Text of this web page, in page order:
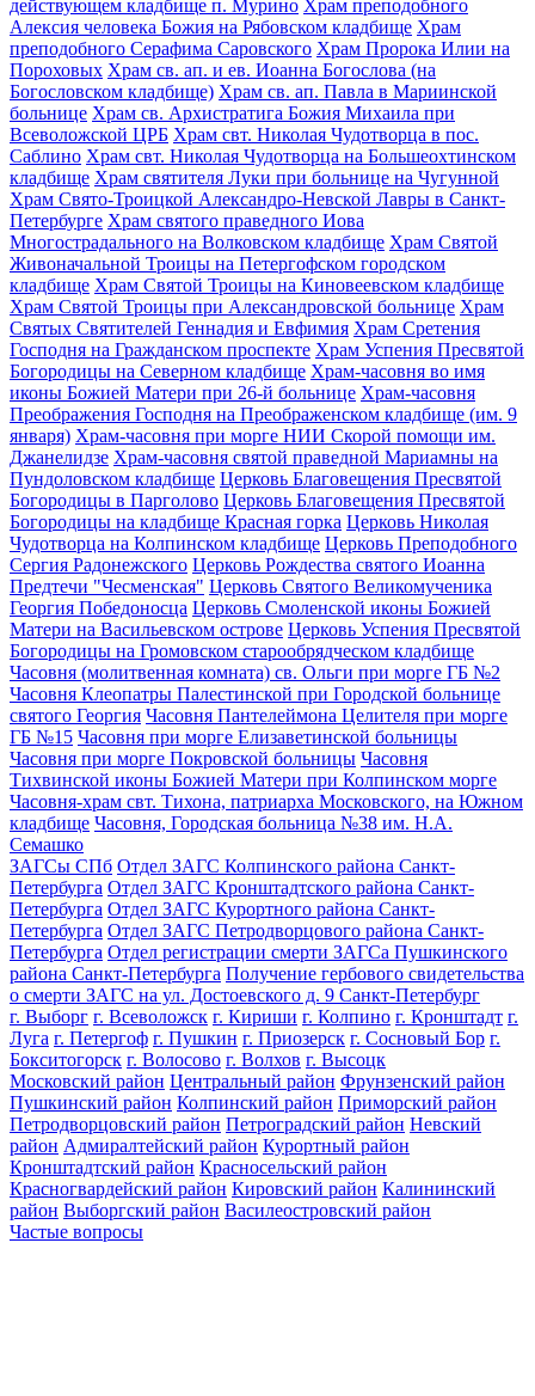
действующем кладбище п. Мурино Храм преподобного
Алексия человека Божия на Рябовском кладбище Храм
преподобного Серафима Саровского Храм Пророка Илии на
Пороховых Храм св. ап. и ев. Иоанна Богослова (на
Богословском кладбище) Храм св. ап. Павла в Мариинской
больнице Храм св. Архистратига Божия Михаила при
Всеволожской ЦРБ Храм свт. Николая Чудотворца в пос.
Саблино Храм свт. Николая Чудотворца на Большеохтинском
кладбище Храм святителя Луки при больнице на Чугунной
Храм Свято-Троицкой Александро-Невской Лавры в Санкт-
Петербурге Храм святого праведного Иова
Многострадального на Волковском кладбище Храм Святой
Живоначальной Троицы на Петергофском городском
кладбище Храм Святой Троицы на Киновеевском кладбище
Храм Святой Троицы при Александровской больнице Храм
Святых Святителей Геннадия и Евфимия Храм Сретения
Господня на Гражданском проспекте Храм Успения Пресвятой
Богородицы на Северном кладбище Храм-часовня во имя
иконы Божией Матери при 26-й больнице Храм-часовня
Преображения Господня на Преображенском кладбище (им. 9
января) Храм-часовня при морге НИИ Скорой помощи им.
Джанелидзе Храм-часовня святой праведной Мариамны на
Пундоловском кладбище Церковь Благовещения Пресвятой
Богородицы в Парголово Церковь Благовещения Пресвятой
Богородицы на кладбище Красная горка Церковь Николая
Чудотворца на Колпинском кладбище Церковь Преподобного
Сергия Радонежского Церковь Рождества святого Иоанна
Предтечи "Чесменская" Церковь Святого Великомученика
Георгия Победоносца Церковь Смоленской иконы Божией
Матери на Васильевском острове Церковь Успения Пресвятой
Богородицы на Громовском старообрядческом кладбище
Часовня (молитвенная комната) св. Ольги при морге ГБ №2
Часовня Клеопатры Палестинской при Городской больнице
святого Георгия Часовня Пантелеймона Целителя при морге
ГБ №15 Часовня при морге Елизаветинской больницы
Часовня при морге Покровской больницы Часовня
Тихвинской иконы Божией Матери при Колпинском морге
Часовня-храм свт. Тихона, патриарха Московского, на Южном
кладбище Часовня, Городская больница №38 им. Н.А.
Семашко
ЗАГСы СПб Отдел ЗАГС Колпинского района Санкт-
Петербурга Отдел ЗАГС Кронштадтского района Санкт-
Петербурга Отдел ЗАГС Курортного района Санкт-
Петербурга Отдел ЗАГС Петродворцового района Санкт-
Петербурга Отдел регистрации смерти ЗАГСа Пушкинского
района Санкт-Петербурга Получение гербового свидетельства
о смерти ЗАГС на ул. Достоевского д. 9 Санкт-Петербург
г. Выборг г. Всеволожск г. Кириши г. Колпино г. Кронштадт г.
Луга г. Петергоф г. Пушкин г. Приозерск г. Сосновый Бор г.
Бокситогорск г. Волосово г. Волхов г. Высоцк
Московский район Центральный район Фрунзенский район
Пушкинский район Колпинский район Приморский район
Петродворцовский район Петроградский район Невский
район Адмиралтейский район Курортный район
Кронштадтский район Красносельский район
Красногвардейский район Кировский район Калининский
район Выборгский район Василеостровский район
Частые вопросы